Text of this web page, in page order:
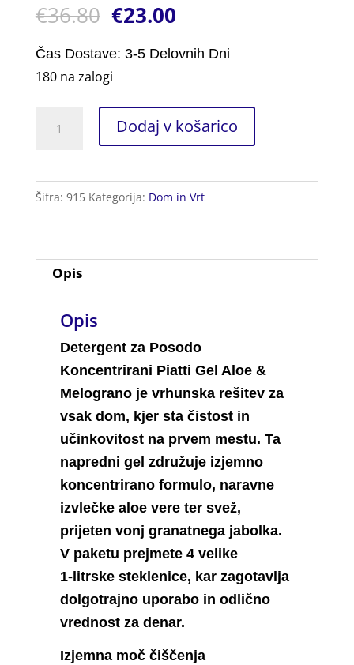
5.00 od 5
na podlagi
stranke
€36.80 €23.00
Čas Dostave: 3-5 Delovnih Dni
180 na zalogi
x4
4L
Dodaj v košarico
Šifra: 915 Kategorija: Dom in Vrt
Opis
Opis
Detergent za Posodo
Koncentrirani Piatti Gel Aloe &
Melograno je vrhunska rešitev za
vsak dom, kjer sta čistost in
učinkovitost na prvem mestu. Ta
napredni gel združuje izjemno
koncentrirano formulo, naravne
izvlečke aloe vere ter svež,
prijeten vonj granatnega jabolka.
V paketu prejmete 4 velike
1‑litrske steklenice, kar zagotavlja
dolgotrajno uporabo in odlično
vrednost za denar.
Izjemna moč čiščenja